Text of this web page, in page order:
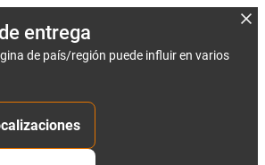
entrega
de país/región puede influir en varios